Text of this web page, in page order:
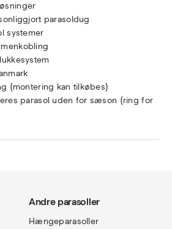
parasoldug
systemer
(montering kan tilkøbes)
parasol uden for sæson (ring for
Andre parasoller
Hængeparasoller